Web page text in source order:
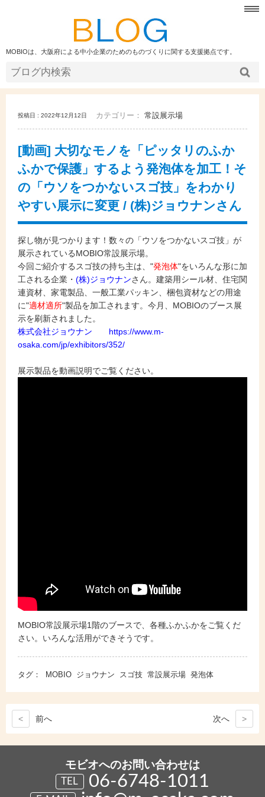
MOBIOは、大阪府による中小企業のためのものづくりに関する支援拠点です。
投稿日 : 2022年12月12日 カテゴリー： 常設展示場
[動画] 大切なモノを「ピッタリのふか
ふかで保護」するよう発泡体を加工！そ
の「ウソをつかないスゴ技」をわかり
やすい展示に変更 / (株)ジョウナンさん
探し物が見つかります！数々の「ウソをつかないスゴ技」が
展示されているMOBIO常設展示場。
今回ご紹介するスゴ技の持ち主は、"発泡体"をいろんな形に加
工される企業・ (株)ジョウナンさん。建築用シール材、住宅関
連資材、家電製品、一般工業パッキン、梱包資材などの用途
に"適材適所"製品を加工されます。今月、 MOBIOのブース展
示を刷新されました。
株式会社ジョウナン https://www.m-
osaka.com/jp/exhibitors/352/
展示製品を動画説明でご覧ください。
MOBIO常設展示場1階のブースで、各種ふかふかをご覧くだ
さい。いろんな活用ができそうです。
タグ： MOBIO ジョウナン スゴ技 常設展示場 発泡体
< 前へ 次へ >
モビオへのお問い合わせは
TEL 06-6748-1011